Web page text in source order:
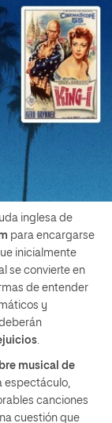
inglesa de
para encargarse
inicialmente
se convierte en
de entender
y
.
musical de
espectáculo,
canciones
cuestión que